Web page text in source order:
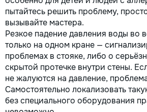
apartamentul complet pregătit
pentru locuit – curat, fără praf
și fără deșeuri de construcție.
Prețuri orientative pentru
materiale: Prețurile depind de
țara producătorului, brand,
colecție și categoria
produsului. Gresie porțelanată
– de la 350–800+ lei/m²
Laminat – de la 180–450+
пытайтесь решить проблему,
вызывайте мастера.
Резкое падение давления воды во
только на одном кране —
проблемах в стояке, либо о
скрытой протечке внутри стены.
не жалуются на давление,
Самостоятельно локализовать
без специального оборудования